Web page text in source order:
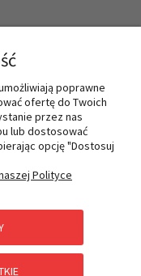
poprawne
ofertę do Twoich
przez nas
lub dostosować
opcję "Dostosuj
Polityce